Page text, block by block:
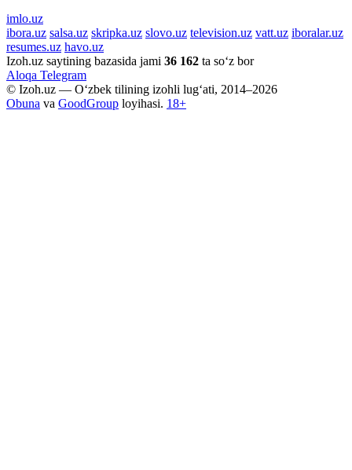
imlo.uz
ibora.uz salsa.uz skripka.uz slovo.uz television.uz vatt.uz iboralar.uz
resumes.uz havo.uz
Izoh.uz saytining bazasida jami 36 162 ta so‘z bor
Aloqa Telegram
© Izoh.uz — O‘zbek tilining izohli lug‘ati, 2014–2026
Obuna va GoodGroup loyihasi. 18+